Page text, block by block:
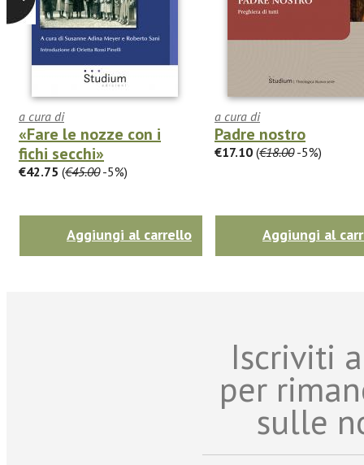
a cura di
«Fare le nozze con i
fichi secchi»
€42.75 (€45.00-5%)
Aggiungi al carrello
a cura di
Padre nostro
€17.10 (€18.00-5%)
Aggiungi al
Iscriviti
per
sulle